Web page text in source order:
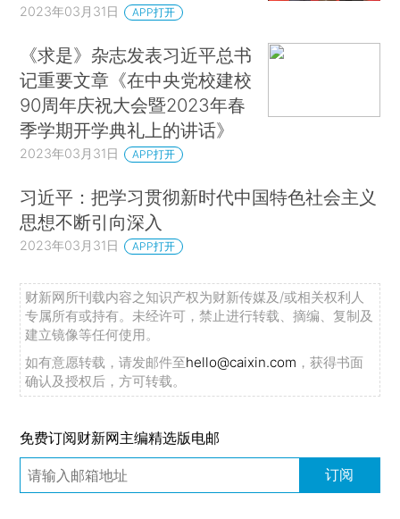
2023年03月31日 APP打开
《求是》杂志发表习近平总书
记重要文章《在中央党校建校
90周年庆祝大会暨2023年春
季学期开学典礼上的讲话》
2023年03月31日 APP打开
习近平：把学习贯彻新时代中国特色社会主义
思想不断引向深入
2023年03月31日 APP打开
财新网所刊载内容之知识产权为财新传媒及/或相关权利人
专属所有或持有。未经许可，禁止进行转载、摘编、复制及
建立镜像等任何使用。
如有意愿转载，请发邮件至hello@caixin.com ，获得书面
确认及授权后，方可转载。
免费订阅财新网主编精选版电邮
订阅